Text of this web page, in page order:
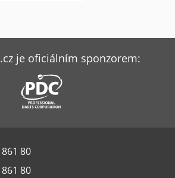
je oficiálním sponzorem:
80
80